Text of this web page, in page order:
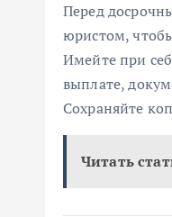
Перед
юристом,
Имейте при
выплате,
Сохраняйте
Читать